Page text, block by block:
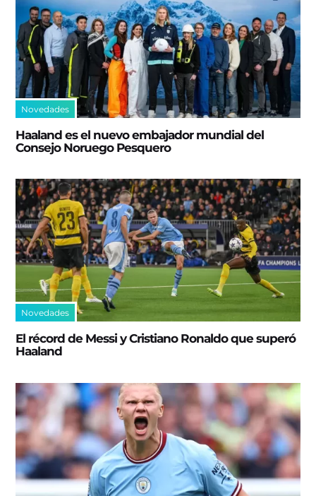
Novedades
Haaland es el nuevo embajador mundial del
Consejo Noruego Pesquero
Novedades
El récord de Messi y Cristiano Ronaldo que superó
Haaland